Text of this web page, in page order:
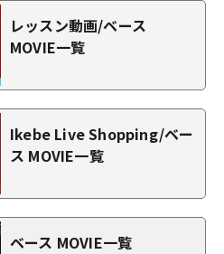
レッスン動画/ベース
MOVIE一覧
Ikebe Live Shopping/ベー
ス MOVIE一覧
ベース MOVIE一覧